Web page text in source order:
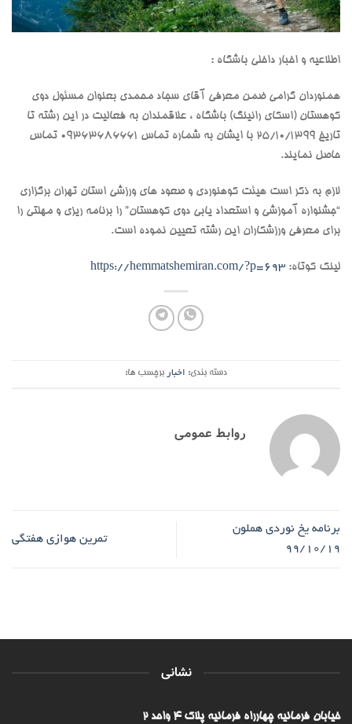
اطلاعیه و اخبار داخلی باشگاه :
همنوردان گرامی ضمن معرفی آقای سجاد محمدی بعنوان مسئول دوی
کوهستان (اسکای رانینگ) باشگاه ، علاقمندان به فعالیت در این رشته تا
تاریخ 25/10/1399 با ایشان به شماره تماس 09363686661 تماس
حاصل نمایند.
لازم به ذکر است هیئت کوهنوردی و صعود های ورزشی استان تهران برگزاری
“جشنواره آموزشی و استعداد یابی دوی کوهستان” را برنامه ریزی و مهلتی را
برای معرفی ورزشکاران این رشته تعیین نموده است.
لینک کوتاه: https://hemmatshemiran.com/?p=693
دسته بندی: اخبار برچسب ها:
روابط عمومی
برنامه یخ نوردی هملون
99/10/19
تمرین هوازی هفتگی
نشانی
خیابان فرمانیه چهارراه فرمانیه پلاک ۴ واحد ۲